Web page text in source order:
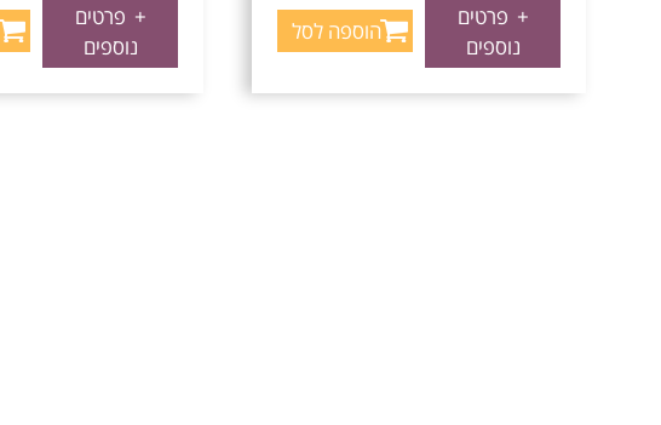
+ פרטים
נוספים
הוספה לסל
+ פרטים
נוספים